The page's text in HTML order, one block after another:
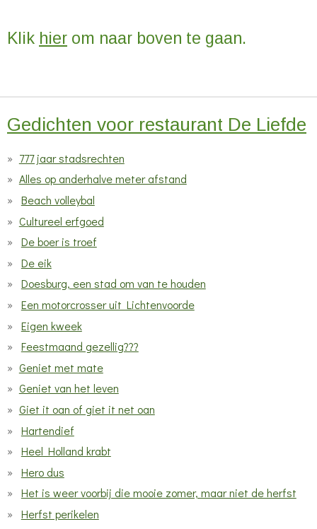
t
e
r
e
n
r r r r
Klik hier om naar boven te gaan.
Gedichten voor restaurant De Liefde
777 jaar stadsrechten
Alles op anderhalve meter afstand
Beach volleybal
Cultureel erfgoed
De boer is troef
De eik
Doesburg, een stad om van te houden
Een motorcrosser uit Lichtenvoorde
Eigen kweek
Feestmaand gezellig???
Geniet met mate
Geniet van het leven
Giet it oan of giet it net oan
Hartendief
Heel Holland krabt
Hero dus
Het is weer voorbij die mooie zomer, maar niet de herfst
Herfst perikelen